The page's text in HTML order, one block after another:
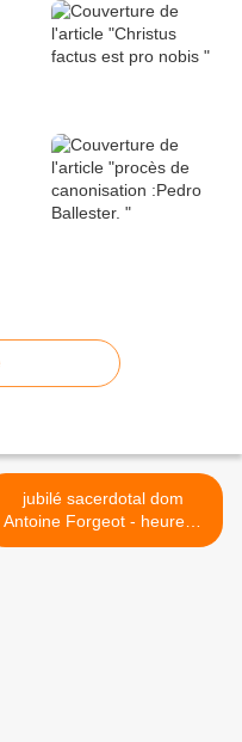
jubilé sacerdotal dom
Antoine Forgeot - heureux
et saint anniversaire ! >